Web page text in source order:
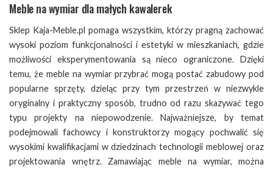
Meble na wymiar dla małych kawalerek
Sklep Kaja-Meble.pl pomaga wszystkim, którzy pragną zachować
wysoki poziom funkcjonalności i estetyki w mieszkaniach, gdzie
możliwości eksperymentowania są nieco ograniczone. Dzięki
temu, że meble na wymiar przybrać mogą postać zabudowy pod
popularne sprzęty, dzieląc przy tym przestrzeń w niezwykle
oryginalny i praktyczny sposób, trudno od razu skazywać tego
typu projekty na niepowodzenie. Najważniejsze, by temat
podejmowali fachowcy i konstruktorzy mogący pochwalić się
wysokimi kwalifikacjami w dziedzinach technologii meblowej oraz
projektowania wnętrz. Zamawiając meble na wymiar, można